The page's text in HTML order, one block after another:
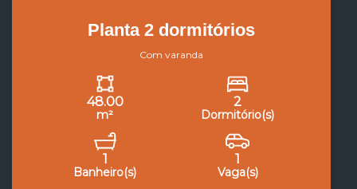
Planta 2 dormitórios
Com varanda
48.00
m²
2
Dormitório(s)
1
Banheiro(s)
1
Vaga(s)